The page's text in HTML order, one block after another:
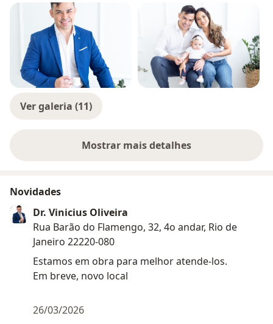
Ver galeria (11)
Mostrar mais detalhes
sobre a experiência
Novidades
Dr. Vinicius Oliveira
Rua Barão do Flamengo, 32, 4o andar, Rio de
Janeiro 22220-080
Estamos em obra para melhor atende-los.
Em breve, novo local
26/03/2026